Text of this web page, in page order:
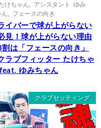
けちゃん
アシスタント ゆみ
フェースの向き
イバーで球が上がらない
見！球が上がらない理由
は「フェースの向き」
ラブフィッター たけちゃ
ゆみちゃん
クラブセッティング